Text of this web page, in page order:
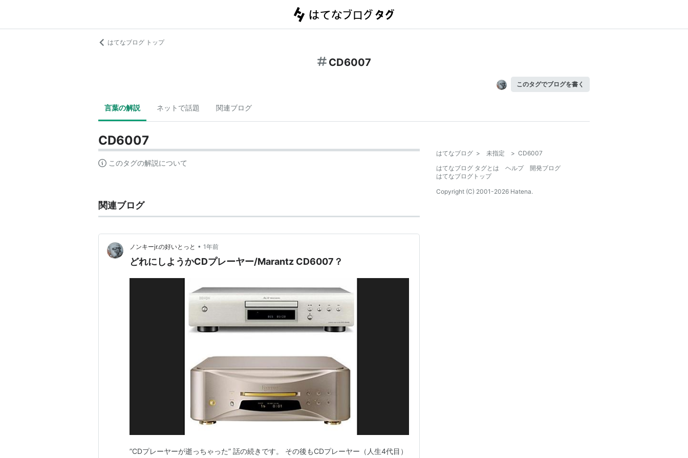
はてなブログ トップ
CD6007
このタグでブログを書く
言葉の解説 ネットで話題 関連ブログ
CD6007
このタグの解説について
関連ブログ
ノンキーjr.の好いとっと • 1年前
どれにしようかCDプレーヤー/Marantz CD6007？
”CDプレーヤーが逝っちゃった” 話の続きです。 その後もCDプレーヤー（人生4代目）
はてなブログ > 未指定 > CD6007
はてなブログ タグとは
ヘルプ
開発ブログ
はてなブログトップ
Copyright (C) 2001-2026 Hatena.